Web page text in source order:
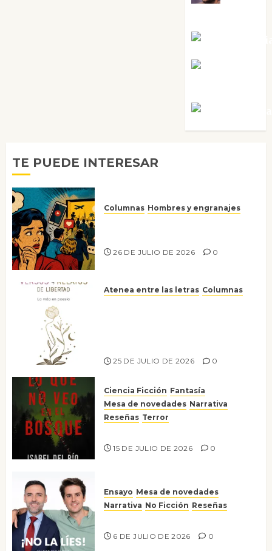
TE PUEDE INTERESAR
Columnas Hombres y engranajes
26 DE JULIO DE 2026 0
Atenea entre las letras Columnas
25 DE JULIO DE 2026 0
Ciencia Ficción Fantasía
Mesa de novedades Narrativa
Reseñas Terror
15 DE JULIO DE 2026 0
Ensayo Mesa de novedades
Narrativa No Ficción Reseñas
6 DE JULIO DE 2026 0